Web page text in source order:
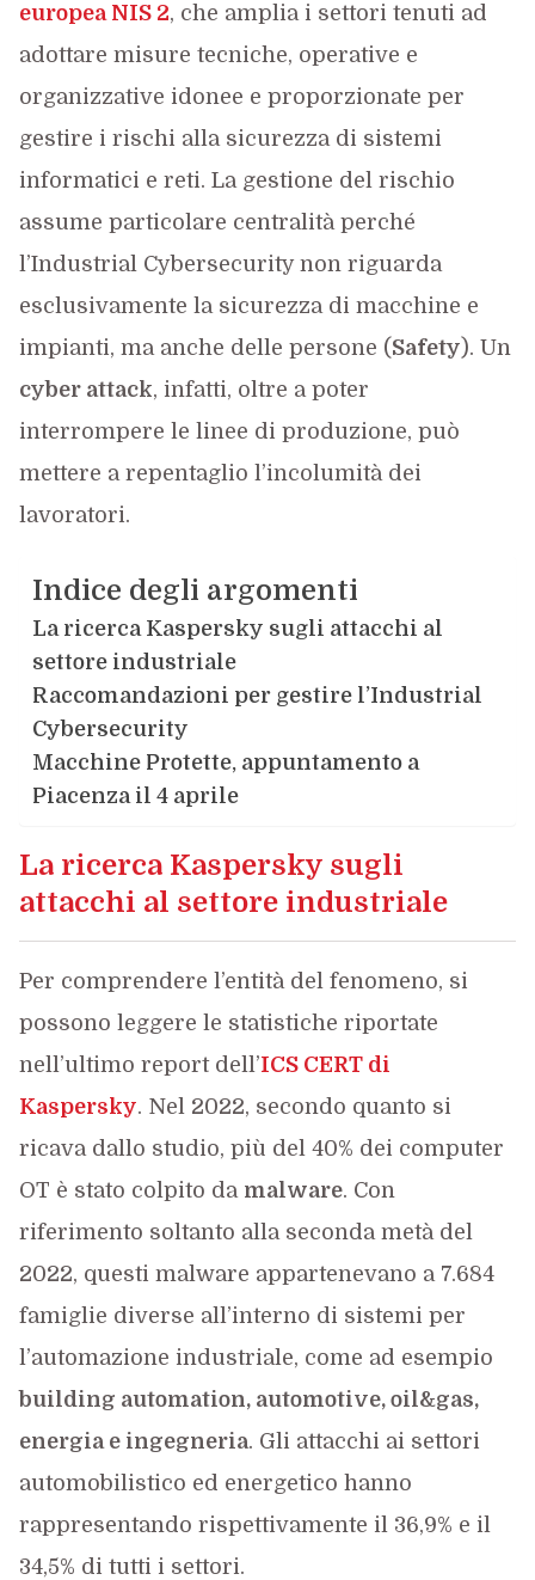
europea NIS 2, che amplia i settori tenuti ad
adottare misure tecniche, operative e
organizzative idonee e proporzionate per
gestire i rischi alla sicurezza di sistemi
informatici e reti. La gestione del rischio
assume particolare centralità perché
l’Industrial Cybersecurity non riguarda
esclusivamente la sicurezza di macchine e
impianti, ma anche delle persone (Safety). Un
cyber attack, infatti, oltre a poter
interrompere le linee di produzione, può
mettere a repentaglio l’incolumità dei
lavoratori.
Indice degli argomenti
La ricerca Kaspersky sugli attacchi al
settore industriale
Raccomandazioni per gestire l’Industrial
Cybersecurity
Macchine Protette, appuntamento a
Piacenza il 4 aprile
La ricerca Kaspersky sugli
attacchi al settore industriale
Per comprendere l’entità del fenomeno, si
possono leggere le statistiche riportate
nell’ultimo report dell’ICS CERT di
Kaspersky. Nel 2022, secondo quanto si
ricava dallo studio, più del 40% dei computer
OT è stato colpito da malware. Con
riferimento soltanto alla seconda metà del
2022, questi malware appartenevano a 7.684
famiglie diverse all’interno di sistemi per
l’automazione industriale, come ad esempio
building automation, automotive, oil&gas,
energia e ingegneria. Gli attacchi ai settori
automobilistico ed energetico hanno
rappresentando rispettivamente il 36,9% e il
34,5% di tutti i settori.